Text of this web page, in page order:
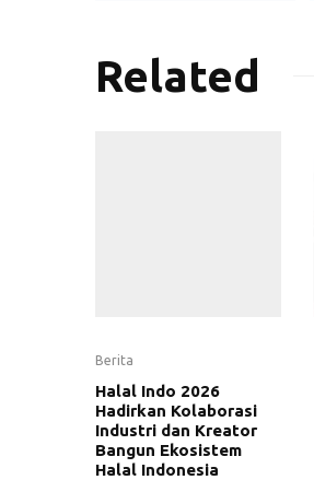
Related
Berita
Halal Indo 2026
Hadirkan Kolaborasi
Industri dan Kreator
Bangun Ekosistem
Halal Indonesia